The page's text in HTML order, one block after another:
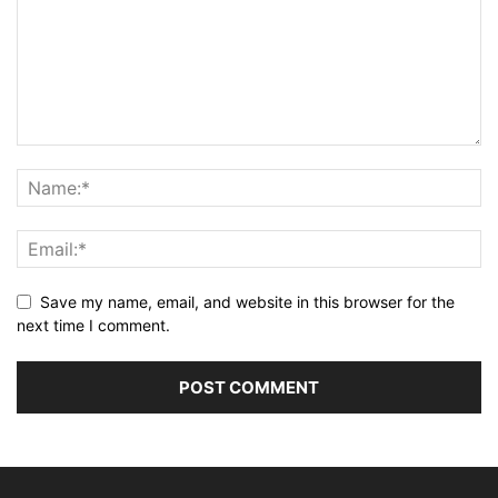
Save my name, email, and website in this browser for the
next time I comment.